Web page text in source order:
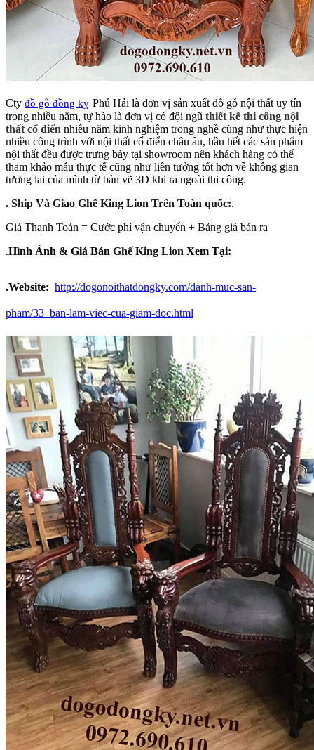
Cty đồ gỗ đồng kỵ Phú Hải là đơn vị sản xuất đồ gỗ nội thất uy tín
trong nhiều năm, tự hào là đơn vị có đội ngũ thiết kế thi công nội
thất cổ điển nhiều năm kinh nghiệm trong nghề cũng như thực hiện
nhiều công trình với nội thất cổ điển châu âu, hầu hết các sản phẩm
nội thất đều được trưng bày tại showroom nên khách hàng có thể
tham khảo mẫu thực tế cũng như liên tưởng tốt hơn về không gian
tương lai của mình từ bản vẽ 3D khi ra ngoài thi công.
. Ship Và Giao Ghế King Lion Trên Toàn quốc:.
Giá Thanh Toán = Cước phí vận chuyển + Bảng giá bán ra
.Hình Ảnh & Giá Bán Ghế King Lion Xem Tại:
.Website: http://dogonoithatdongky.com/danh-muc-san-
pham/33_ban-lam-viec-cua-giam-doc.html